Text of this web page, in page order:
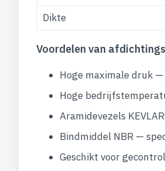
Dikte
Voordelen van
Hoge maximale druk
Hoge
Aramidevezels
Bindmiddel NBR —
Geschikt voor